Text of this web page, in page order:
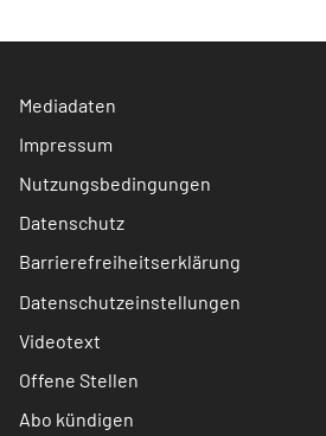
Mediadaten
Impressum
Nutzungsbedingungen
Datenschutz
Barrierefreiheitserklärung
Datenschutzeinstellungen
Videotext
Offene Stellen
Abo kündigen